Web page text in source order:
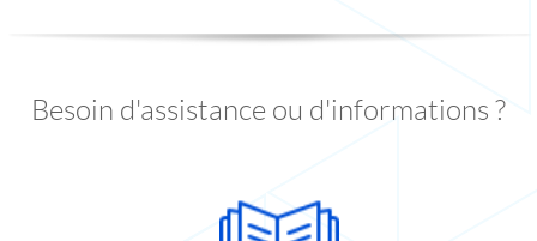
Besoin d'assistance ou d'informations ?